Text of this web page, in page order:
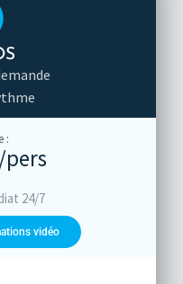
:
/pers
24/7
vidéo